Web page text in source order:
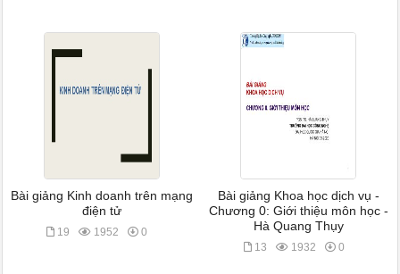
Bài giảng Kinh doanh trên mạng
điện tử
19 1952 0
Bài giảng Khoa học dịch vụ -
Chương 0: Giới thiệu môn học -
Hà Quang Thụy
13 1932 0